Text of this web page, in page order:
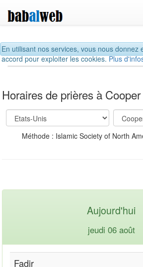
En utilisant nos services, vous nous donnez
accord pour exploiter les cookies.Plus
Horaires de prières à Cooper
Méthode : Islamic Society of North
Aujourd'hui
jeudi 06 août
Fadjr